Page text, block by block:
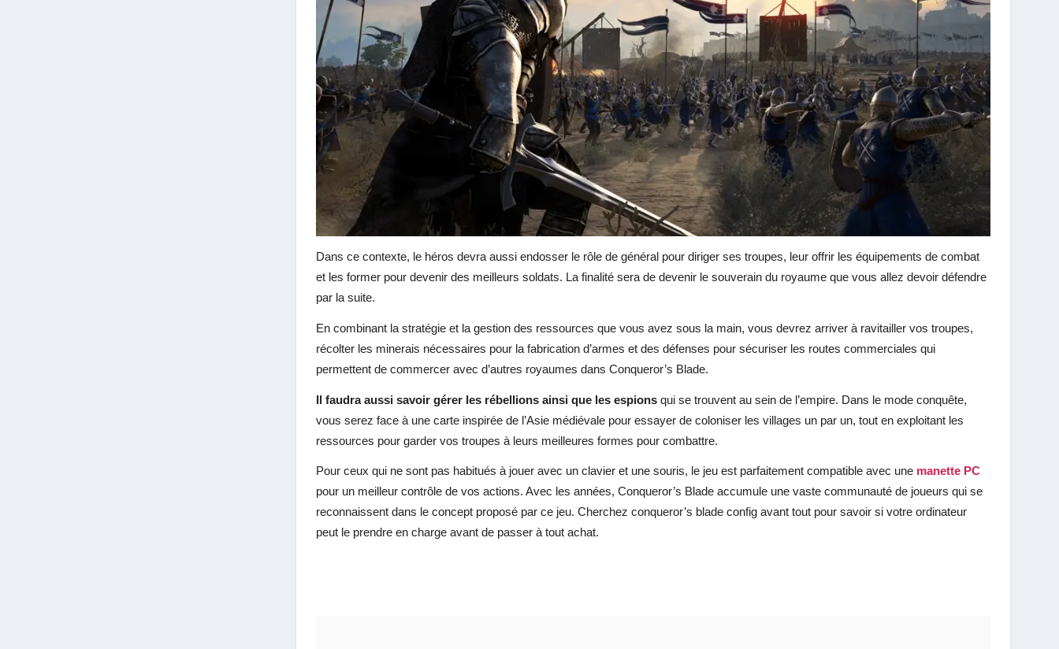
Dans ce contexte, le héros devra aussi endosser le rôle de général pour diriger ses troupes, leur offrir les équipements de combat
et les former pour devenir des meilleurs soldats. La finalité sera de devenir le souverain du royaume que vous allez devoir défendre
par la suite.
En combinant la stratégie et la gestion des ressources que vous avez sous la main, vous devrez arriver à ravitailler vos troupes,
récolter les minerais nécessaires pour la fabrication d’armes et des défenses pour sécuriser les routes commerciales qui
permettent de commercer avec d’autres royaumes dans Conqueror’s Blade.
Il faudra aussi savoir gérer les rébellions ainsi que les espionsqui se trouvent au sein de l’empire. Dans le mode conquête,
vous serez face à une carte inspirée de l’Asie médiévale pour essayer de coloniser les villages un par un, tout en exploitant les
ressources pour garder vos troupes à leurs meilleures formes pour combattre.
Pour ceux qui ne sont pas habitués à jouer avec un clavier et une souris, le jeu est parfaitement compatible avec une manette PC
pour un meilleur contrôle de vos actions. Avec les années, Conqueror’s Blade accumule une vaste communauté de joueurs qui se
reconnaissent dans le concept proposé par ce jeu. Cherchez conqueror’s blade config avant tout pour savoir si votre ordinateur
peut le prendre en charge avant de passer à tout achat.